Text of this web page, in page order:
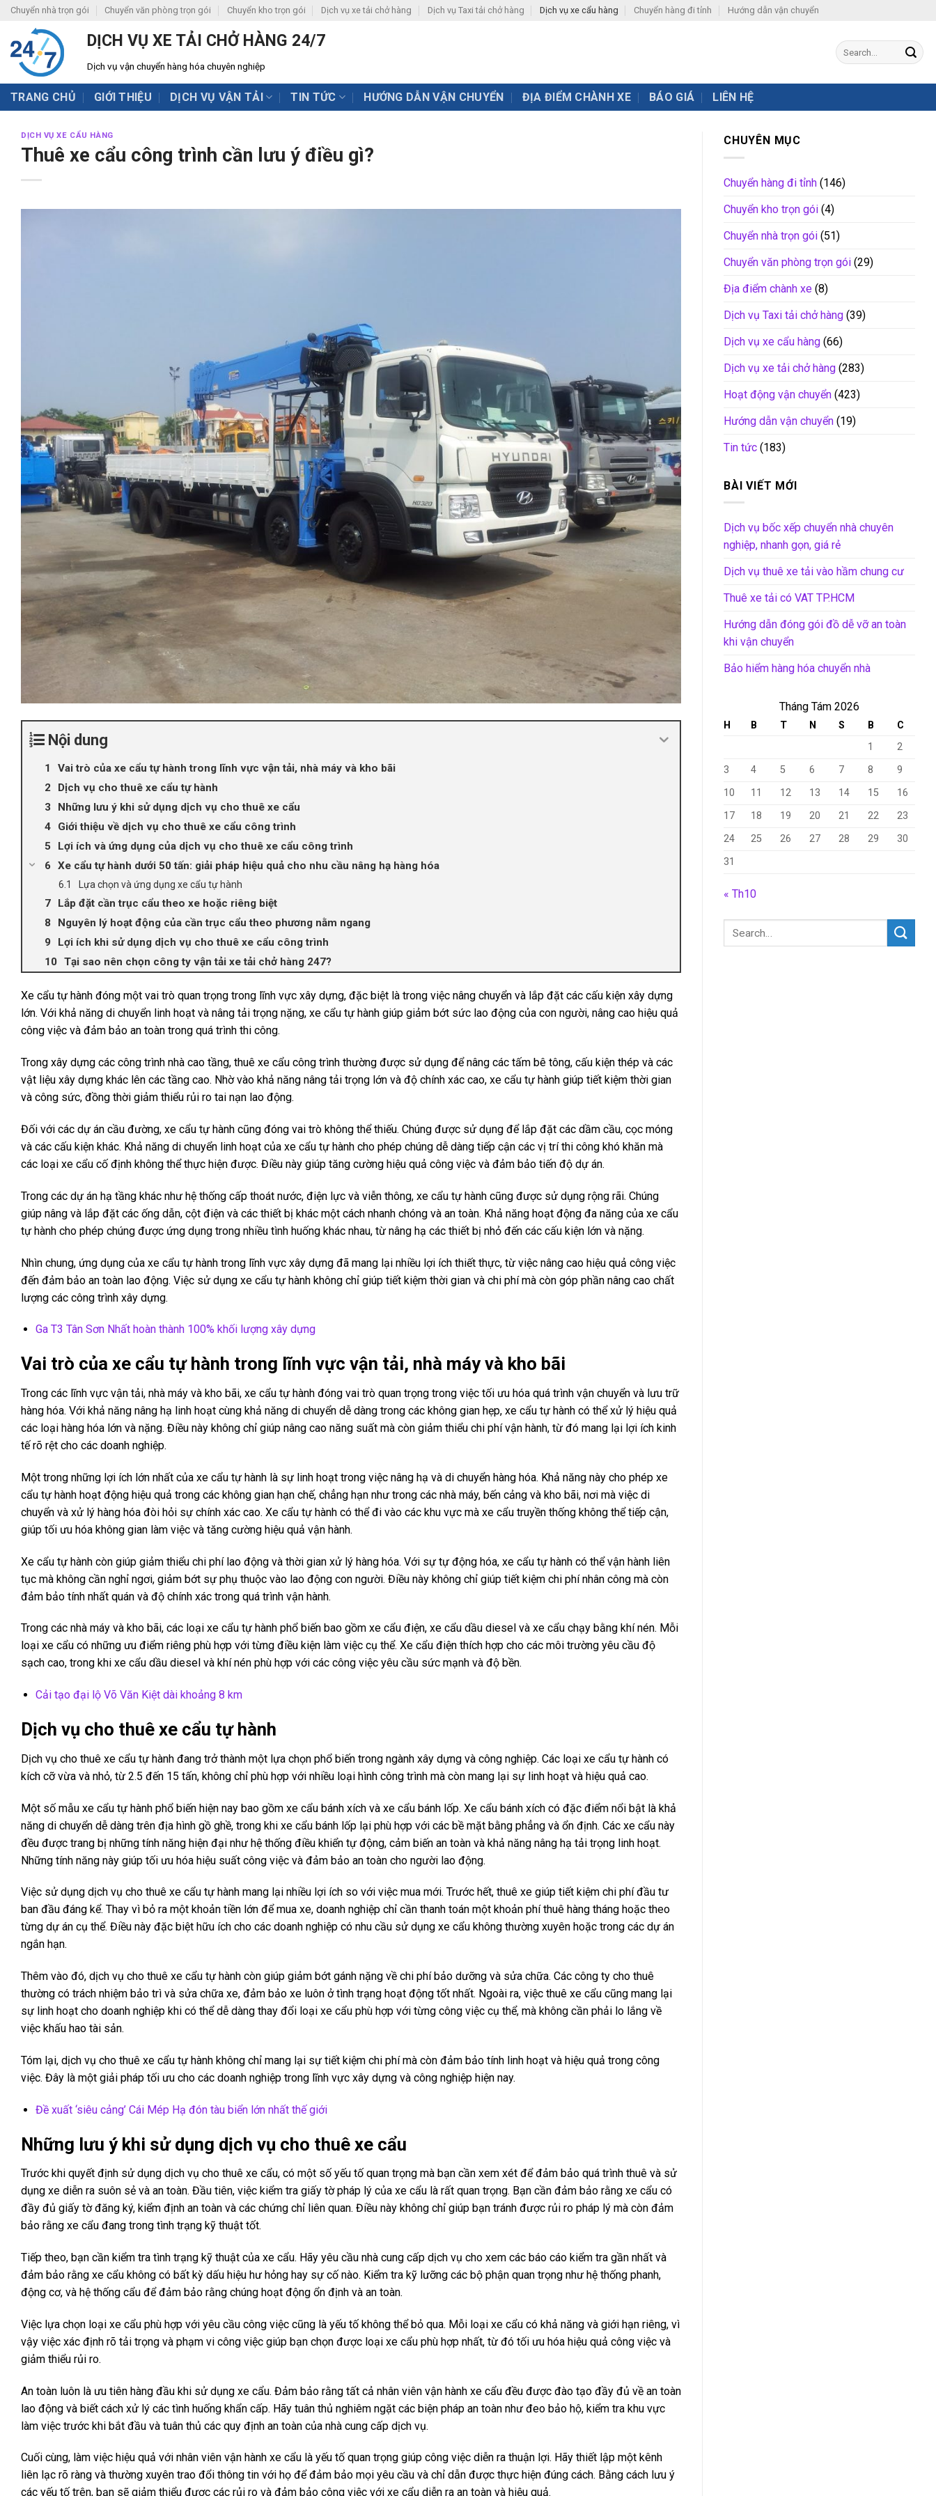
Skip
content
Chuyển nhà trọn gói Chuyển văn phòng trọn gói Chuyển kho trọn gói Dịch vụ xe tải chở hàng Dịch vụ Taxi tải chở hàng Dịch vụ xe cẩu hàng Chuyển hàng đi tỉnh Hướng dẫn vận chuyển
DỊCH VỤ XE TẢI CHỞ HÀNG 24/7
Dịch vụ vận chuyển hàng hóa chuyên nghiệp
TRANG CHỦ GIỚI THIỆU DỊCH VỤ VẬN TẢI TIN TỨC HƯỚNG DẪN VẬN CHUYỂN ĐỊA ĐIỂM CHÀNH XE BÁO GIÁ LIÊN HỆ
DỊCH VỤ XE CẨU HÀNG
Thuê xe cẩu công trình cần lưu ý điều gì?
Nội dung
Vai trò của xe cẩu tự hành trong lĩnh vực vận tải, nhà máy và kho bãi
Dịch vụ cho thuê xe cẩu tự hành
Những lưu ý khi sử dụng dịch vụ cho thuê xe cẩu
Giới thiệu về dịch vụ cho thuê xe cẩu công trình
Lợi ích và ứng dụng của dịch vụ cho thuê xe cẩu công trình
Xe cẩu tự hành dưới 50 tấn: giải pháp hiệu quả cho nhu cầu nâng hạ hàng hóa
Lựa chọn và ứng dụng xe cẩu tự hành
Lắp đặt cần trục cẩu theo xe hoặc riêng biệt
Nguyên lý hoạt động của cần trục cẩu theo phương nằm ngang
Lợi ích khi sử dụng dịch vụ cho thuê xe cẩu công trình
Tại sao nên chọn công ty vận tải xe tải chở hàng 247?
Xe cẩu tự hành đóng một vai trò quan trọng trong lĩnh vực xây dựng, đặc biệt là trong việc nâng chuyển và lắp đặt các cấu kiện xây dựng
lớn. Với khả năng di chuyển linh hoạt và nâng tải trọng nặng, xe cẩu tự hành giúp giảm bớt sức lao động của con người, nâng cao hiệu quả
công việc và đảm bảo an toàn trong quá trình thi công.
Trong xây dựng các công trình nhà cao tầng, thuê xe cẩu công trình thường được sử dụng để nâng các tấm bê tông, cấu kiện thép và các
vật liệu xây dựng khác lên các tầng cao. Nhờ vào khả năng nâng tải trọng lớn và độ chính xác cao, xe cẩu tự hành giúp tiết kiệm thời gian
và công sức, đồng thời giảm thiểu rủi ro tai nạn lao động.
Đối với các dự án cầu đường, xe cẩu tự hành cũng đóng vai trò không thể thiếu. Chúng được sử dụng để lắp đặt các dầm cầu, cọc móng
và các cấu kiện khác. Khả năng di chuyển linh hoạt của xe cẩu tự hành cho phép chúng dễ dàng tiếp cận các vị trí thi công khó khăn mà
các loại xe cẩu cố định không thể thực hiện được. Điều này giúp tăng cường hiệu quả công việc và đảm bảo tiến độ dự án.
Trong các dự án hạ tầng khác như hệ thống cấp thoát nước, điện lực và viễn thông, xe cẩu tự hành cũng được sử dụng rộng rãi. Chúng
giúp nâng và lắp đặt các ống dẫn, cột điện và các thiết bị khác một cách nhanh chóng và an toàn. Khả năng hoạt động đa năng của xe cẩu
tự hành cho phép chúng được ứng dụng trong nhiều tình huống khác nhau, từ nâng hạ các thiết bị nhỏ đến các cấu kiện lớn và nặng.
Nhìn chung, ứng dụng của xe cẩu tự hành trong lĩnh vực xây dựng đã mang lại nhiều lợi ích thiết thực, từ việc nâng cao hiệu quả công việc
đến đảm bảo an toàn lao động. Việc sử dụng xe cẩu tự hành không chỉ giúp tiết kiệm thời gian và chi phí mà còn góp phần nâng cao chất
lượng các công trình xây dựng.
Ga T3 Tân Sơn Nhất hoàn thành 100% khối lượng xây dựng
Vai trò của xe cẩu tự hành trong lĩnh vực vận tải, nhà máy và kho bãi
Trong các lĩnh vực vận tải, nhà máy và kho bãi, xe cẩu tự hành đóng vai trò quan trọng trong việc tối ưu hóa quá trình vận chuyển và lưu trữ
hàng hóa. Với khả năng nâng hạ linh hoạt cùng khả năng di chuyển dễ dàng trong các không gian hẹp, xe cẩu tự hành có thể xử lý hiệu quả
các loại hàng hóa lớn và nặng. Điều này không chỉ giúp nâng cao năng suất mà còn giảm thiểu chi phí vận hành, từ đó mang lại lợi ích kinh
tế rõ rệt cho các doanh nghiệp.
Một trong những lợi ích lớn nhất của xe cẩu tự hành là sự linh hoạt trong việc nâng hạ và di chuyển hàng hóa. Khả năng này cho phép xe
cẩu tự hành hoạt động hiệu quả trong các không gian hạn chế, chẳng hạn như trong các nhà máy, bến cảng và kho bãi, nơi mà việc di
chuyển và xử lý hàng hóa đòi hỏi sự chính xác cao. Xe cẩu tự hành có thể đi vào các khu vực mà xe cẩu truyền thống không thể tiếp cận,
giúp tối ưu hóa không gian làm việc và tăng cường hiệu quả vận hành.
Xe cẩu tự hành còn giúp giảm thiểu chi phí lao động và thời gian xử lý hàng hóa. Với sự tự động hóa, xe cẩu tự hành có thể vận hành liên
tục mà không cần nghỉ ngơi, giảm bớt sự phụ thuộc vào lao động con người. Điều này không chỉ giúp tiết kiệm chi phí nhân công mà còn
đảm bảo tính nhất quán và độ chính xác trong quá trình vận hành.
Trong các nhà máy và kho bãi, các loại xe cẩu tự hành phổ biến bao gồm xe cẩu điện, xe cẩu dầu diesel và xe cẩu chạy bằng khí nén. Mỗi
loại xe cẩu có những ưu điểm riêng phù hợp với từng điều kiện làm việc cụ thể. Xe cẩu điện thích hợp cho các môi trường yêu cầu độ
sạch cao, trong khi xe cẩu dầu diesel và khí nén phù hợp với các công việc yêu cầu sức mạnh và độ bền.
Cải tạo đại lộ Võ Văn Kiệt dài khoảng 8 km
Dịch vụ cho thuê xe cẩu tự hành
Dịch vụ cho thuê xe cẩu tự hành đang trở thành một lựa chọn phổ biến trong ngành xây dựng và công nghiệp. Các loại xe cẩu tự hành có
kích cỡ vừa và nhỏ, từ 2.5 đến 15 tấn, không chỉ phù hợp với nhiều loại hình công trình mà còn mang lại sự linh hoạt và hiệu quả cao.
Một số mẫu xe cẩu tự hành phổ biến hiện nay bao gồm xe cẩu bánh xích và xe cẩu bánh lốp. Xe cẩu bánh xích có đặc điểm nổi bật là khả
năng di chuyển dễ dàng trên địa hình gồ ghề, trong khi xe cẩu bánh lốp lại phù hợp với các bề mặt bằng phẳng và ổn định. Các xe cẩu này
đều được trang bị những tính năng hiện đại như hệ thống điều khiển tự động, cảm biến an toàn và khả năng nâng hạ tải trọng linh hoạt.
Những tính năng này giúp tối ưu hóa hiệu suất công việc và đảm bảo an toàn cho người lao động.
Việc sử dụng dịch vụ cho thuê xe cẩu tự hành mang lại nhiều lợi ích so với việc mua mới. Trước hết, thuê xe giúp tiết kiệm chi phí đầu tư
ban đầu đáng kể. Thay vì bỏ ra một khoản tiền lớn để mua xe, doanh nghiệp chỉ cần thanh toán một khoản phí thuê hàng tháng hoặc theo
từng dự án cụ thể. Điều này đặc biệt hữu ích cho các doanh nghiệp có nhu cầu sử dụng xe cẩu không thường xuyên hoặc trong các dự án
ngắn hạn.
Thêm vào đó, dịch vụ cho thuê xe cẩu tự hành còn giúp giảm bớt gánh nặng về chi phí bảo dưỡng và sửa chữa. Các công ty cho thuê
thường có trách nhiệm bảo trì và sửa chữa xe, đảm bảo xe luôn ở tình trạng hoạt động tốt nhất. Ngoài ra, việc thuê xe cẩu cũng mang lại
sự linh hoạt cho doanh nghiệp khi có thể dễ dàng thay đổi loại xe cẩu phù hợp với từng công việc cụ thể, mà không cần phải lo lắng về
việc khấu hao tài sản.
Tóm lại, dịch vụ cho thuê xe cẩu tự hành không chỉ mang lại sự tiết kiệm chi phí mà còn đảm bảo tính linh hoạt và hiệu quả trong công
việc. Đây là một giải pháp tối ưu cho các doanh nghiệp trong lĩnh vực xây dựng và công nghiệp hiện nay.
Đề xuất ‘siêu cảng’ Cái Mép Hạ đón tàu biển lớn nhất thế giới
Những lưu ý khi sử dụng dịch vụ cho thuê xe cẩu
Trước khi quyết định sử dụng dịch vụ cho thuê xe cẩu, có một số yếu tố quan trọng mà bạn cần xem xét để đảm bảo quá trình thuê và sử
dụng xe diễn ra suôn sẻ và an toàn. Đầu tiên, việc kiểm tra giấy tờ pháp lý của xe cẩu là rất quan trọng. Bạn cần đảm bảo rằng xe cẩu có
đầy đủ giấy tờ đăng ký, kiểm định an toàn và các chứng chỉ liên quan. Điều này không chỉ giúp bạn tránh được rủi ro pháp lý mà còn đảm
bảo rằng xe cẩu đang trong tình trạng kỹ thuật tốt.
Tiếp theo, bạn cần kiểm tra tình trạng kỹ thuật của xe cẩu. Hãy yêu cầu nhà cung cấp dịch vụ cho xem các báo cáo kiểm tra gần nhất và
đảm bảo rằng xe cẩu không có bất kỳ dấu hiệu hư hỏng hay sự cố nào. Kiểm tra kỹ lưỡng các bộ phận quan trọng như hệ thống phanh,
động cơ, và hệ thống cẩu để đảm bảo rằng chúng hoạt động ổn định và an toàn.
Việc lựa chọn loại xe cẩu phù hợp với yêu cầu công việc cũng là yếu tố không thể bỏ qua. Mỗi loại xe cẩu có khả năng và giới hạn riêng, vì
vậy việc xác định rõ tải trọng và phạm vi công việc giúp bạn chọn được loại xe cẩu phù hợp nhất, từ đó tối ưu hóa hiệu quả công việc và
giảm thiểu rủi ro.
An toàn luôn là ưu tiên hàng đầu khi sử dụng xe cẩu. Đảm bảo rằng tất cả nhân viên vận hành xe cẩu đều được đào tạo đầy đủ về an toàn
lao động và biết cách xử lý các tình huống khẩn cấp. Hãy tuân thủ nghiêm ngặt các biện pháp an toàn như đeo bảo hộ, kiểm tra khu vực
làm việc trước khi bắt đầu và tuân thủ các quy định an toàn của nhà cung cấp dịch vụ.
Cuối cùng, làm việc hiệu quả với nhân viên vận hành xe cẩu là yếu tố quan trọng giúp công việc diễn ra thuận lợi. Hãy thiết lập một kênh
liên lạc rõ ràng và thường xuyên trao đổi thông tin với họ để đảm bảo mọi yêu cầu và chỉ dẫn được thực hiện đúng cách. Bằng cách lưu ý
các yếu tố trên, bạn sẽ giảm thiểu được các rủi ro và đảm bảo công việc với xe cẩu diễn ra an toàn và hiệu quả.
CHUYÊN MỤC
Chuyển hàng đi tỉnh (146)
Chuyển kho trọn gói (4)
Chuyển nhà trọn gói (51)
Chuyển văn phòng trọn gói (29)
Địa điểm chành xe (8)
Dịch vụ Taxi tải chở hàng (39)
Dịch vụ xe cẩu hàng (66)
Dịch vụ xe tải chở hàng (283)
Hoạt động vận chuyển (423)
Hướng dẫn vận chuyển (19)
Tin tức (183)
BÀI VIẾT MỚI
Dịch vụ bốc xếp chuyển nhà chuyên
nghiệp, nhanh gọn, giá rẻ
Dịch vụ thuê xe tải vào hầm chung cư
Thuê xe tải có VAT TP.HCM
Hướng dẫn đóng gói đồ dễ vỡ an toàn
khi vận chuyển
Bảo hiểm hàng hóa chuyển nhà
Tháng Tám 2026
H B T N S B
C
1
2
3
4 5 6 7 8
9
10
11 12 13 14 15
16
17
18 19 20 21 22
23
24
25 26 27 28 29
30
31
« Th10